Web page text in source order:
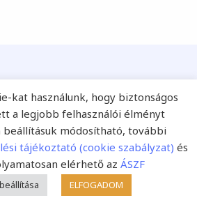
kat használunk, hogy biztonságos
a legjobb felhasználói élményt
beállításuk módosítható, további
tájékoztató (cookie szabályzat) és
elérhető az ÁSZF
ELFOGADOM